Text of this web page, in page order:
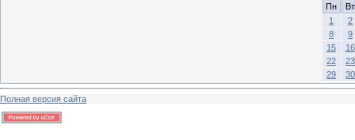
Пн
Вт
1
2
8
9
15
16
22
23
29
30
Полная версия сайта